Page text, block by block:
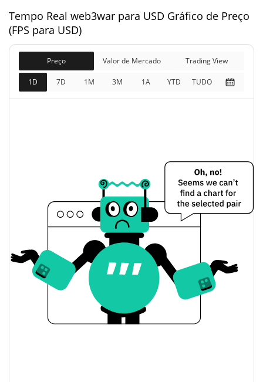
web3war Capitalização de mercado
Capitalização de
mercado
$107,769
0.08%
Totalmente diluído
Limite de mercado
$107,769
2.51%
$0.00073699526
Abertura / Fecho de
$0.00073695059 /
$0.00073699526
A mudança de ontem
Volume de ontem $762.31201
Histórico do preço do web3war
Tempo Real web3war para USD Gráfico de Preço
(FPS para USD)
Preço Valor de Mercado Trading View
1D 7D 1M 3M 1A YTD TUDO